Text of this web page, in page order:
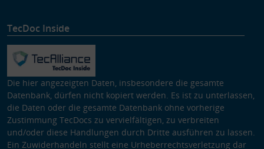
TecDoc Inside
Die hier angezeigten Daten, insbesondere die gesamte
Datenbank, dürfen nicht kopiert werden. Es ist zu unterlassen,
die Daten oder die gesamte Datenbank ohne vorherige
Zustimmung TecDocs zu vervielfältigen, zu verbreiten
und/oder diese Handlungen durch Dritte ausführen zu lassen.
Ein Zuwiderhandeln stellt eine Urheberrechtsverletzung dar